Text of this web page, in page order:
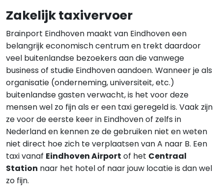
Zakelijk taxivervoer
Brainport Eindhoven maakt van Eindhoven een
belangrijk economisch centrum en trekt daardoor
veel buitenlandse bezoekers aan die vanwege
business of studie Eindhoven aandoen. Wanneer je als
organisatie (onderneming, universiteit, etc.)
buitenlandse gasten verwacht, is het voor deze
mensen wel zo fijn als er een taxi geregeld is. Vaak zijn
ze voor de eerste keer in Eindhoven of zelfs in
Nederland en kennen ze de gebruiken niet en weten
niet direct hoe zich te verplaatsen van A naar B. Een
taxi vanaf Eindhoven Airport of het Centraal
Station naar het hotel of naar jouw locatie is dan wel
zo fijn.